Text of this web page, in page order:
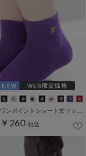
￥260 税込